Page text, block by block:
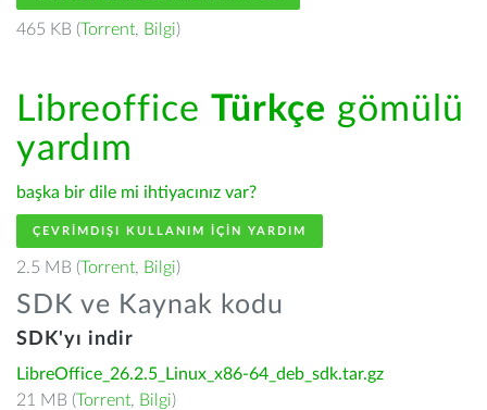
465 KB (Torrent, Bilgi)
Libreoffice Türkçe gömülü
yardım
başka bir dile mi ihtiyacınız var?
ÇEVRIMDIŞI KULLANIM IÇIN YARDIM
2.5 MB (Torrent, Bilgi)
SDK ve Kaynak kodu
SDK'yı indir
LibreOffice_26.2.5_Linux_x86-64_deb_sdk.tar.gz
21 MB (Torrent, Bilgi)